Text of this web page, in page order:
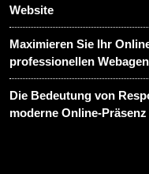
Website
Maximieren Sie Ihr
professionellen
Die Bedeutung von
moderne Online-Präsenz